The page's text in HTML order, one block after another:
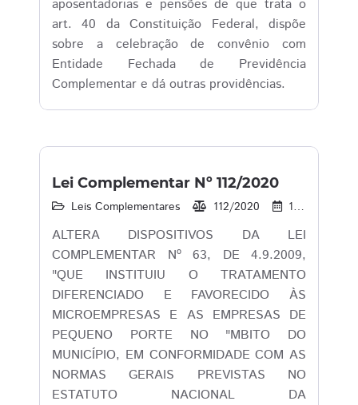
aposentadorias e pensões de que trata o
art. 40 da Constituição Federal, dispõe
sobre a celebração de convênio com
Entidade Fechada de Previdência
Complementar e dá outras providências.
Lei Complementar Nº 112/2020
Leis Complementares 112/2020 18/06/2020
ALTERA DISPOSITIVOS DA LEI
COMPLEMENTAR Nº 63, DE 4.9.2009,
"QUE INSTITUIU O TRATAMENTO
DIFERENCIADO E FAVORECIDO ÀS
MICROEMPRESAS E AS EMPRESAS DE
PEQUENO PORTE NO "MBITO DO
MUNICÍPIO, EM CONFORMIDADE COM AS
NORMAS GERAIS PREVISTAS NO
ESTATUTO NACIONAL DA